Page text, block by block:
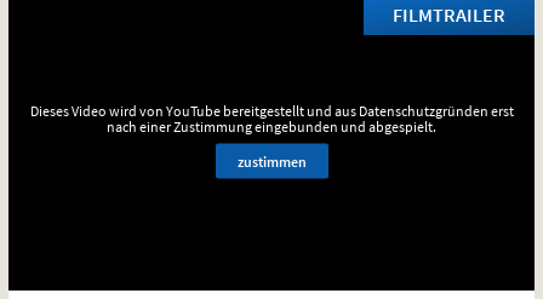
FILMTRAILER
Dieses Video wird von YouTube bereitgestellt und aus Datenschutzgründen erst
nach einer Zustimmung eingebunden und abgespielt.
zustimmen